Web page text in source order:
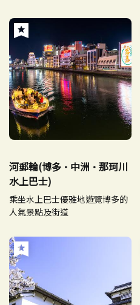
河郵輪(博多·中洲·那珂川
水上巴士)
乘坐水上巴士優雅地遊覽博多的
人氣景點及街道